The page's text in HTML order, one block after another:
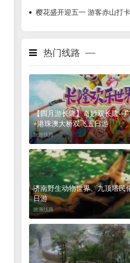
樱花盛开迎五一 游客赤山打
热门线路
【四月游长隆】奇妙双长隆--
+港珠澳大桥双飞五日游
旅游线路
济南野生动物世界、九顶塔民
日游
旅游线路